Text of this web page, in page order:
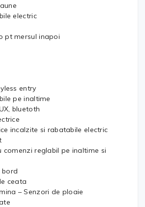
electric
pt mersul inapoi
entry
pe inaltime
bluetoth
incalzite si rabatabile electric
comenzi reglabil pe inaltime si
bord
ceata
– Senzori de ploaie